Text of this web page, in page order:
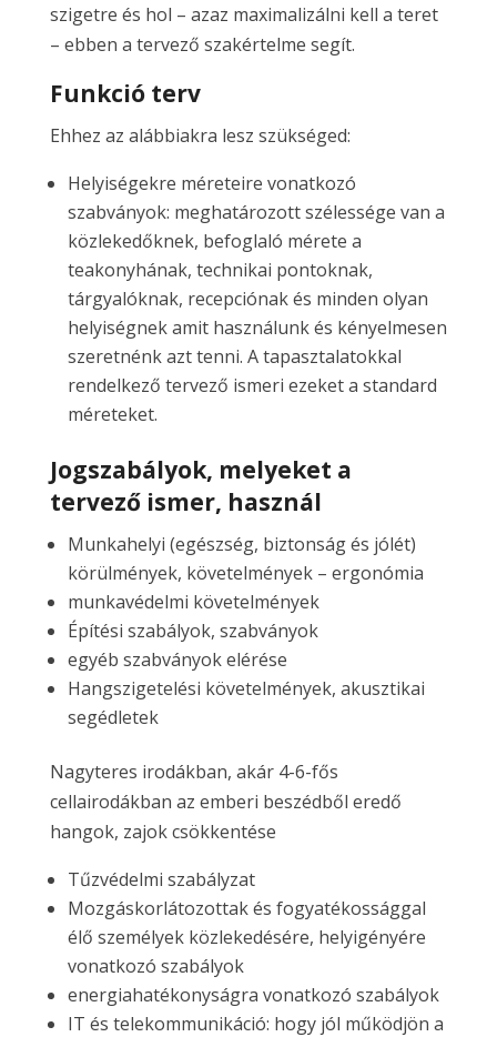
szigetre és hol – azaz maximalizálni kell a teret
– ebben a tervező szakértelme segít.
Funkció terv
Ehhez az alábbiakra lesz szükséged:
Helyiségekre méreteire vonatkozó
szabványok: meghatározott szélessége van a
közlekedőknek, befoglaló mérete a
teakonyhának, technikai pontoknak,
tárgyalóknak, recepciónak és minden olyan
helyiségnek amit használunk és kényelmesen
szeretnénk azt tenni. A tapasztalatokkal
rendelkező tervező ismeri ezeket a standard
méreteket.
Jogszabályok, melyeket a
tervező ismer, használ
Munkahelyi (egészség, biztonság és jólét)
körülmények, követelmények – ergonómia
munkavédelmi követelmények
Építési szabályok, szabványok
egyéb szabványok elérése
Hangszigetelési követelmények, akusztikai
segédletek
Nagyteres irodákban, akár 4-6-fős
cellairodákban az emberi beszédből eredő
hangok, zajok csökkentése
Tűzvédelmi szabályzat
Mozgáskorlátozottak és fogyatékossággal
élő személyek közlekedésére, helyigényére
vonatkozó szabályok
energiahatékonyságra vonatkozó szabályok
IT és telekommunikáció: hogy jól működjön a